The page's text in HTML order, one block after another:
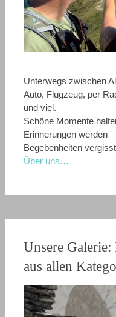
Unterwegs zwischen
Auto, Flugzeug, per
und viel.
Schöne Momente
Erinnerungen werden
Begebenheiten
Über uns…
Unsere
aus allen